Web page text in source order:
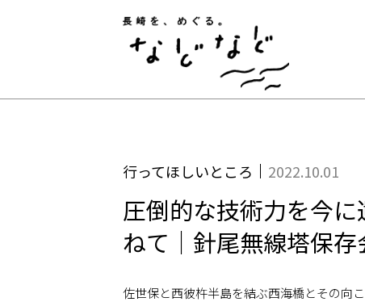
行ってほしいところ 2022.10.01
圧倒的な技術力を今
ねて｜針尾無線塔保
佐世保と西彼杵半島を結ぶ西海橋とその向